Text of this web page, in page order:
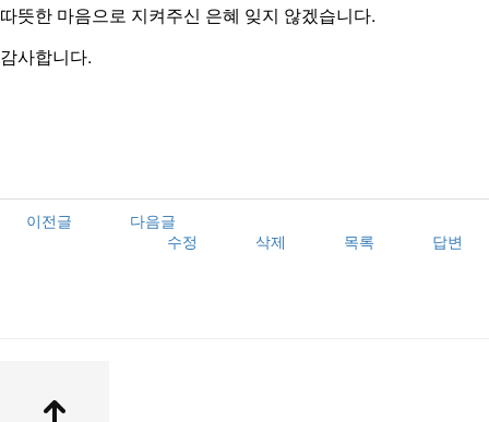
따뜻한 마음으로 지켜주신 은혜 잊지 않겠습니다.
감사합니다.
이전글
다음글
수정
삭제 목록 답변